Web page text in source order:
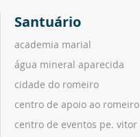
Santuário
academia marial
água mineral aparecida
cidade do romeiro
centro de apoio ao romeiro
centro de eventos pe. vitor